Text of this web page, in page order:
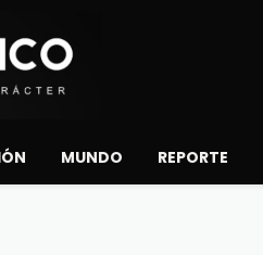
MUNDO REPORTE